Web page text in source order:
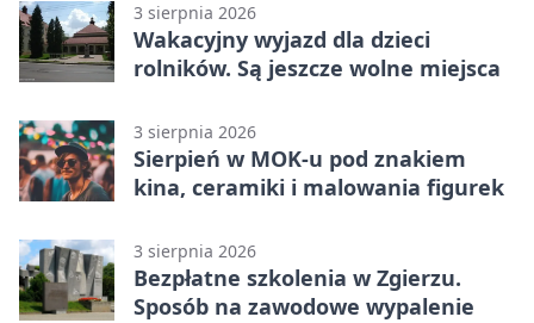
3 sierpnia 2026
Wakacyjny wyjazd dla dzieci
rolników. Są jeszcze wolne miejsca
3 sierpnia 2026
Sierpień w MOK-u pod znakiem
kina, ceramiki i malowania figurek
3 sierpnia 2026
Bezpłatne szkolenia w Zgierzu.
Sposób na zawodowe wypalenie